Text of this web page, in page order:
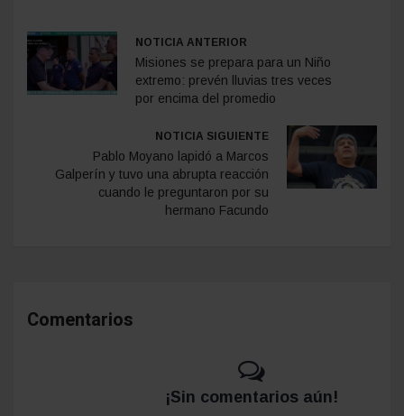
NOTICIA ANTERIOR
Misiones se prepara para un Niño
extremo: prevén lluvias tres veces
por encima del promedio
NOTICIA SIGUIENTE
Pablo Moyano lapidó a Marcos
Galperín y tuvo una abrupta reacción
cuando le preguntaron por su
hermano Facundo
Comentarios
¡Sin comentarios aún!